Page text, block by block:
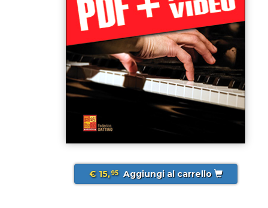
€ 15,95 Aggiungi al carrello